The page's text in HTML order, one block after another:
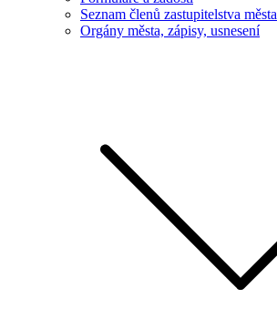
Seznam členů zastupitelstva města
Orgány města, zápisy, usnesení